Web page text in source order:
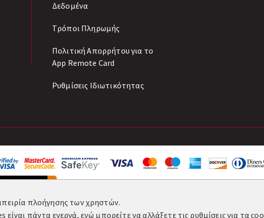
Δεδομένα
Tρόποι Πληρωμής
Πολιτική Απορρήτου για το
App Remote Card
Ρυθμίσεις Ιδιωτικότητας
πλοήγησης των χρηστών.
πάντα ενεργά, ενώ μπορείτε να αλλάξετε τις ρυθμίσεις για τα